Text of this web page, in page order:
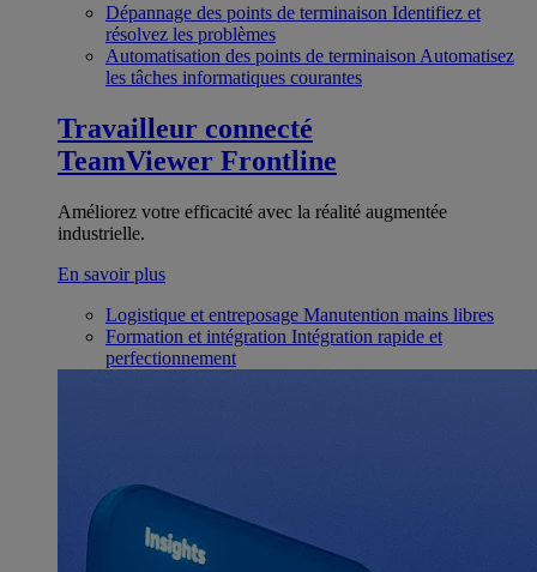
Dépannage des points de terminaison Identifiez et
résolvez les problèmes
Automatisation des points de terminaison Automatisez
les tâches informatiques courantes
Travailleur connecté
TeamViewer Frontline
Améliorez votre efficacité avec la réalité augmentée
industrielle.
En savoir plus
Logistique et entreposage Manutention mains libres
Formation et intégration Intégration rapide et
perfectionnement